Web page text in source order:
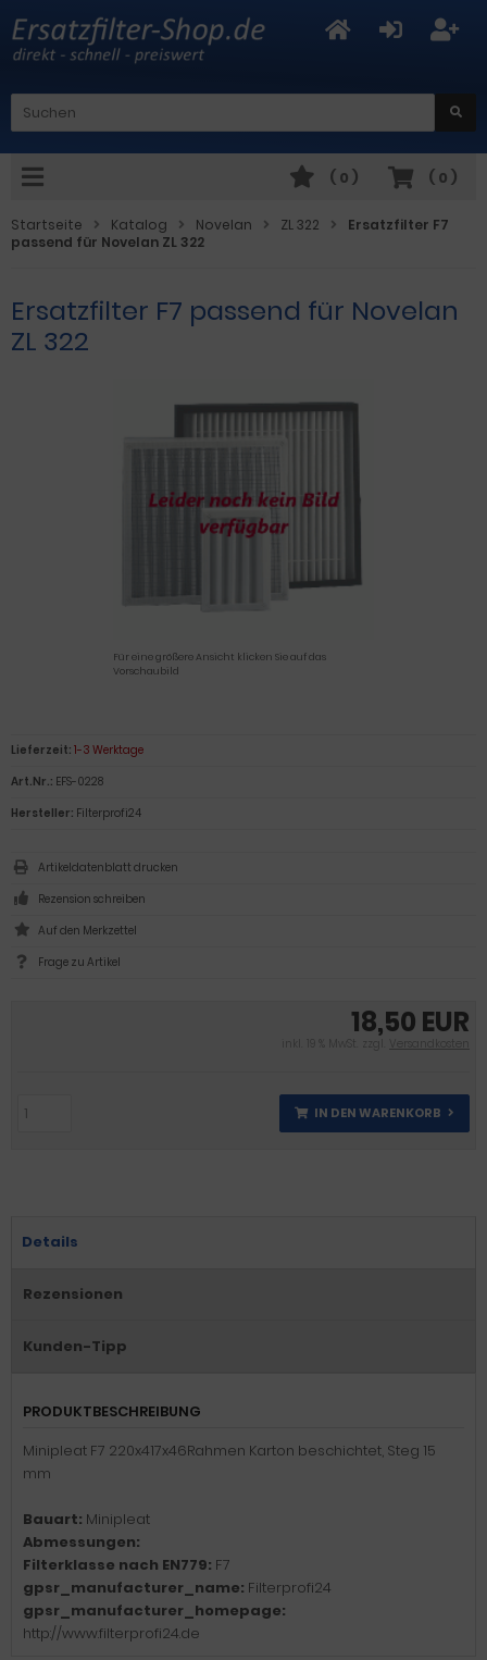
( 0 )
( 0 )
Startseite Katalog Novelan ZL 322
Ersatzfilter F7
passend für Novelan ZL 322
Ersatzfilter F7 passend für Novelan
ZL 322
Für eine größere Ansicht klicken Sie auf das
Vorschaubild
18,50 EUR
inkl. 19 % MwSt. zzgl. Versandkosten
IN DEN WARENKORB
Lieferzeit: 1-3 Werktage
Art.Nr.: EFS-0228
Hersteller: Filterprofi24
Artikeldatenblatt drucken
Rezension schreiben
Frage zu Artikel
Details
Rezensionen
Kunden-Tipp
PRODUKTBESCHREIBUNG
Minipleat F7 220x417x46Rahmen Karton beschichtet, Steg 15
mm
Bauart: Minipleat
Abmessungen:
Filterklasse nach EN779: F7
gpsr_manufacturer_name: Filterprofi24
gpsr_manufacturer_homepage:
http://www.filterprofi24.de